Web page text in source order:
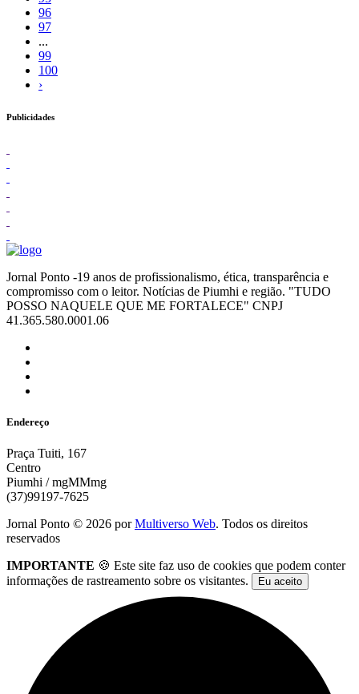
96
97
...
99
100
›
Publicidades
Jornal Ponto -19 anos de profissionalismo, ética, transparência e
compromisso com o leitor. Notícias de Piumhi e região. "TUDO
POSSO NAQUELE QUE ME FORTALECE" CNPJ
41.365.580.0001.06
Endereço
Praça Tuiti, 167
Centro
Piumhi / mgMMmg
(37)99197-7625
Jornal Ponto © 2026 porMultiverso Web. Todos os direitos
reservados
IMPORTANTE 🍪 Este site faz uso de cookies que podem conter
informações de rastreamento sobre os visitantes.
Eu aceito